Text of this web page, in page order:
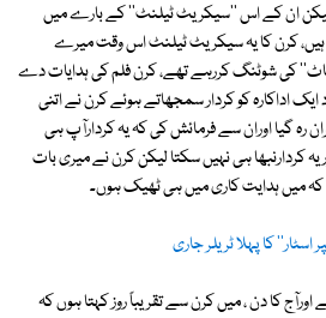
لیکن ان کے اس ''سیکریٹ ٹیلنٹ'' کے بارے میں
کرن کا یہ سیکریٹ ٹیلنٹ اس وقت میرے
کی شوٹنگ کررہے تھے، کرن فلم کی ہدایات دے
اداکارہ کو کردار سمجھاتے ہوئے کرن نے اتنی
رہ گیا اوران سے فرمائش کی کہ یہ کردارآپ ہی
کردارنبھا ہی نہیں سکتا لیکن کرن نے میری بات
کہ میں ہدایت کاری میں ہی ٹھیک ہوں۔
کا پہلا ٹریلر جاری
کا دن ، میں کرن سے تقریباً روز کہتا ہوں کہ